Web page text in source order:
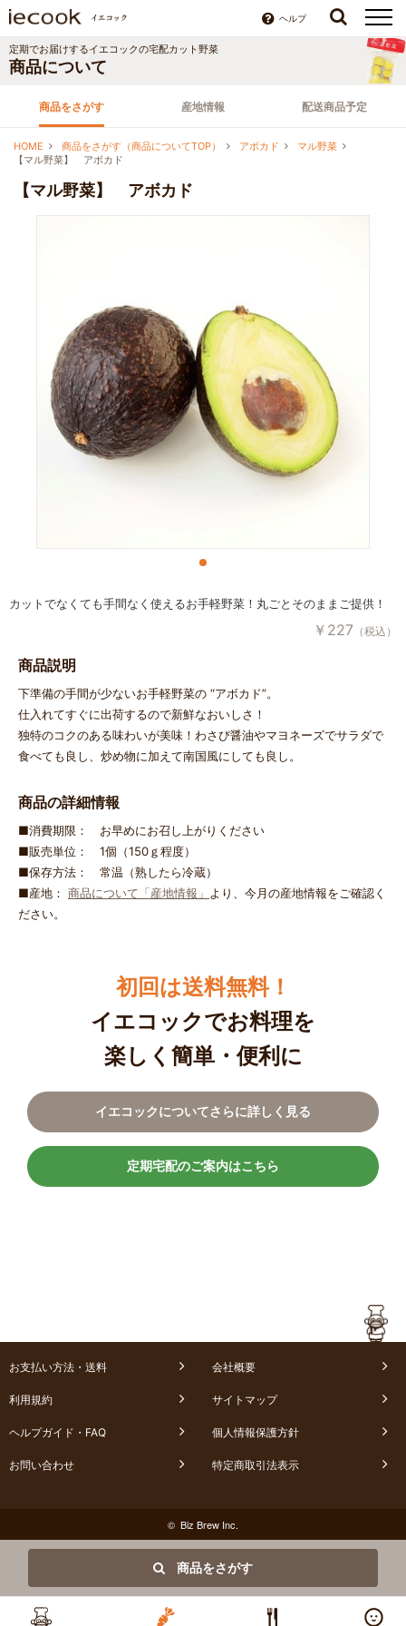
ヘルプ
商品をさがす 産地情報 配送商品予定
商品をさがす
定期でお届けするイエコックの宅配カット野菜
商品について
HOME 商品をさがす（商品についてTOP） アボカド
マル野菜
【マル野菜】 アボカド
【マル野菜】 アボカド
カットでなくても手間なく使えるお手軽野菜！丸ごとそのままご提供！
￥ 227 （税込）
商品説明
下準備の手間が少ないお手軽野菜の “アボカド”。
仕入れてすぐに出荷するので新鮮なおいしさ！
独特のコクのある味わいが美味！わさび醤油やマヨネーズでサラダで
食べても良し、炒め物に加えて南国風にしても良し。
商品の詳細情報
■消費期限： お早めにお召し上がりください
■販売単位： 1個（150ｇ程度）
■保存方法： 常温（熟したら冷蔵）
■産地： 商品について「産地情報」 より、今月の産地情報をご確認く
ださい。
初回は送料無料！
イエコックでお料理を
楽しく簡単・便利に
イエコックについてさらに詳しく見る
定期宅配のご案内はこちら
お支払い方法・送料 会社概要
利用規約 サイトマップ
ヘルプガイド・FAQ 個人情報保護方針
お問い合わせ 特定商取引法表示
© Biz Brew Inc.